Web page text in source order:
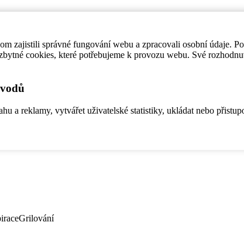
zajistili správné fungování webu a zpracovali osobní údaje.
cookies, které potřebujeme k provozu webu. Své
a reklamy, vytvářet uživatelské statistiky, ukládat nebo
Grilování